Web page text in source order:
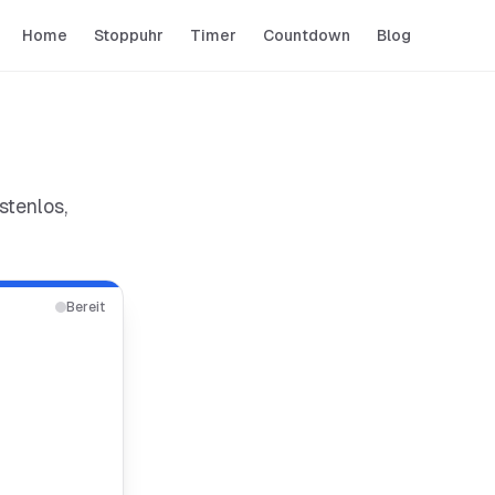
Home Stoppuhr Timer Countdown Blog
Bereit